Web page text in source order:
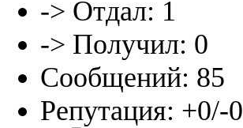
-> Отдал: 1
-> Получил: 0
Сообщений: 85
Репутация: +0/-0